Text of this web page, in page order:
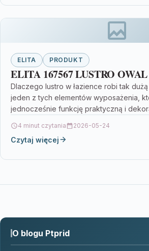
ELITA PRODUKT
ELITA 167567 LUSTRO OWAL
Dlaczego lustro w łazience robi tak
jeden z tych elementów wyposażenia,
jednocześnie funkcję praktyczną i
4 minut czytania 2026-05-24
Czytaj więcej
O blogu Ptprid